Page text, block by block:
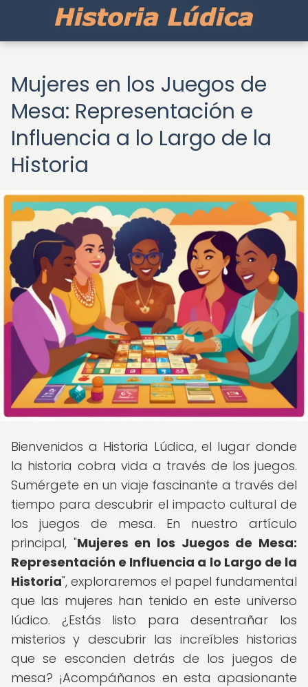
Mujeres en los Juegos de
Mesa: Representación e
Influencia a lo Largo de la
Historia
Bienvenidos a Historia Lúdica, el lugar donde
la historia cobra vida a través de los juegos.
Sumérgete en un viaje fascinante a través del
tiempo para descubrir el impacto cultural de
los juegos de mesa. En nuestro artículo
principal, "Mujeres en los Juegos de Mesa:
Representación e Influencia a lo Largo de la
Historia", exploraremos el papel fundamental
que las mujeres han tenido en este universo
lúdico. ¿Estás listo para desentrañar los
misterios y descubrir las increíbles historias
que se esconden detrás de los juegos de
mesa? ¡Acompáñanos en esta apasionante